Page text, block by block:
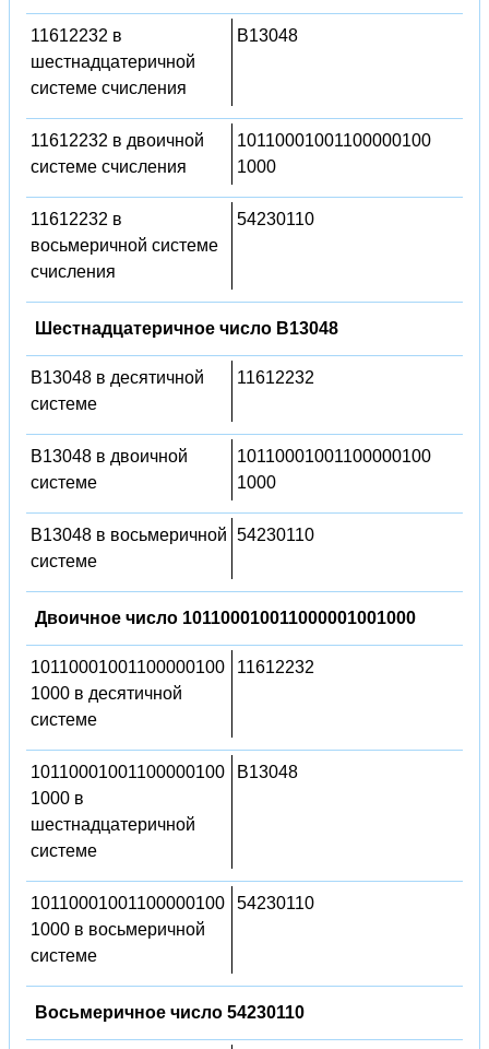
11612232 в
шестнадцатеричной
системе счисления
B13048
11612232 в двоичной
системе счисления
10110001001100000100
1000
11612232 в
восьмеричной системе
счисления
54230110
Шестнадцатеричное число B13048
B13048 в десятичной
системе
11612232
B13048 в двоичной
системе
10110001001100000100
1000
B13048 в восьмеричной
системе
54230110
Двоичное число 101100010011000001001000
10110001001100000100
1000 в десятичной
системе
11612232
10110001001100000100
1000 в
шестнадцатеричной
системе
B13048
10110001001100000100
1000 в восьмеричной
системе
54230110
Восьмеричное число 54230110